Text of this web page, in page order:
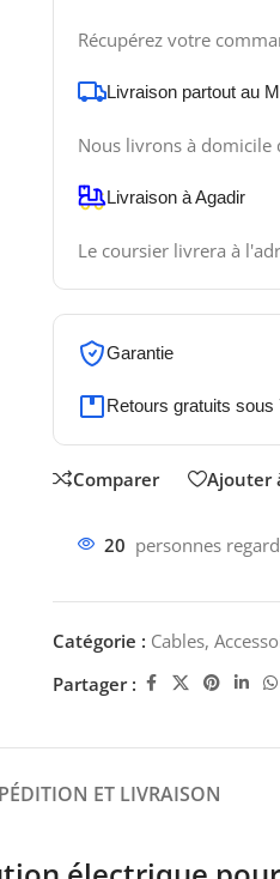
Récupérez votre
Livraison partout au
Nous livrons à domicile
Livraison à Agadir
Le coursier livrera à
Garantie
Retours gratuits sous
Comparer Ajouter
20 personnes
Catégorie : Cables,
Partager :
ET LIVRAISON